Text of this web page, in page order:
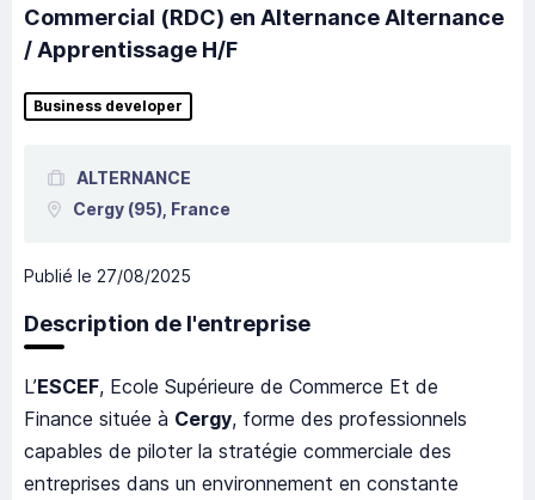
Commercial (RDC) en Alternance Alternance
/ Apprentissage H/F
Business developer
ALTERNANCE
Cergy (95), France
Publié le 27/08/2025
Description de l'entreprise
L’ESCEF, Ecole Supérieure de Commerce Et de
Finance située à Cergy, forme des professionnels
capables de piloter la stratégie commerciale des
entreprises dans un environnement en constante